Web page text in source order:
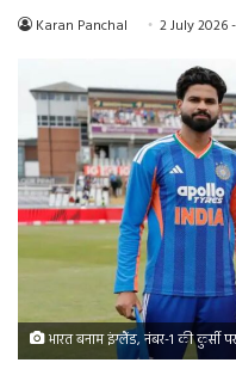
Karan Panchal 2 July 2026
भारत बनाम इंग्लैंड, नंबर-1 की कुर्सी